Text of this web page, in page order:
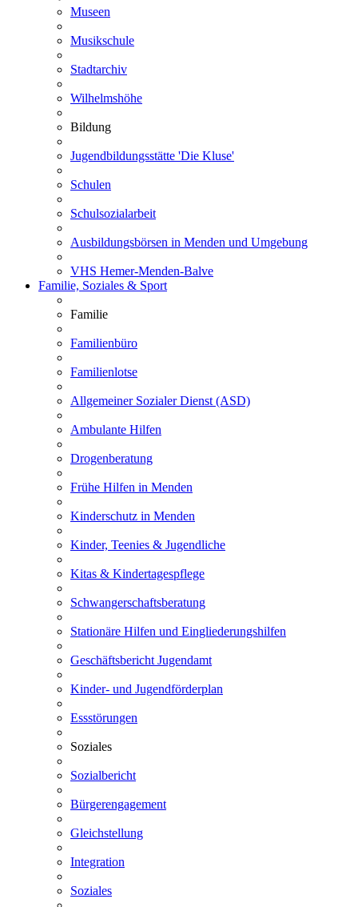
Museen
Musikschule
Stadtarchiv
Wilhelmshöhe
Bildung
Jugendbildungsstätte 'Die Kluse'
Schulen
Schulsozialarbeit
Ausbildungsbörsen in Menden und Umgebung
VHS Hemer-Menden-Balve
Familie, Soziales & Sport
Familie
Familienbüro
Familienlotse
Allgemeiner Sozialer Dienst (ASD)
Ambulante Hilfen
Drogenberatung
Frühe Hilfen in Menden
Kinderschutz in Menden
Kinder, Teenies & Jugendliche
Kitas & Kindertagespflege
Schwangerschaftsberatung
Stationäre Hilfen und Eingliederungshilfen
Geschäftsbericht Jugendamt
Kinder- und Jugendförderplan
Essstörungen
Soziales
Sozialbericht
Bürgerengagement
Gleichstellung
Integration
Soziales